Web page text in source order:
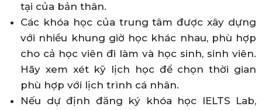
tại của bản thân.
Các khóa học của trung tâm được xây dựng
với nhiều khung giờ học khác nhau, phù hợp
cho cả học viên đi làm và học sinh, sinh viên.
Hãy xem xét kỹ lịch học để chọn thời gian
phù hợp với lịch trình cá nhân.
Nếu dự định đăng ký khóa học IELTS Lab,